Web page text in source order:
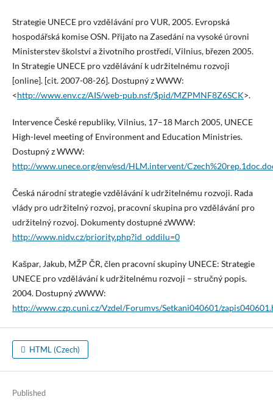
Strategie UNECE pro vzdělávání pro VUR, 2005. Evropská
hospodářská komise OSN. Přijato na Zasedání na vysoké úrovni
Ministerstev školství a životního prostředí, Vilnius, březen 2005.
In Strategie UNECE pro vzdělávání k udržitelnému rozvoji
[online]. [cit. 2007-08-26]. Dostupný z WWW:
<http://www.env.cz/AIS/web-pub.nsf/$pid/MZPMNF8Z6SCK>.
Intervence České republiky, Vilnius, 17–18 March 2005, UNECE
High-level meeting of Environment and Education Ministries.
Dostupný z WWW:
http://www.unece.org/env/esd/HLM.intervent/
Česká národní strategie vzdělávání k udržitelnému rozvoji. Rada
vlády pro udržitelný rozvoj, pracovní skupina pro vzdělávání pro
udržitelný rozvoj. Dokumenty dostupné zWWW:
http://www.nidv.cz/priority.php?id_oddilu=0
Kašpar, Jakub, MŽP ČR, člen pracovní skupiny UNECE: Strategie
UNECE pro vzdělávání k udržitelnému rozvoji – stručný popis.
2004. Dostupný zWWW:
http://www.czp.cuni.cz/Vzdel/Forumvs/Setkani040601/
HTML (Czech)
Published